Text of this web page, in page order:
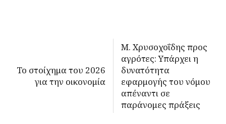
To στοίχημα του 2026
για την οικονομία
Μ. Χρυσοχοΐδης προς
αγρότες: Υπάρχει η
δυνατότητα
εφαρμογής του νόμου
απέναντι σε
παράνομες πράξεις